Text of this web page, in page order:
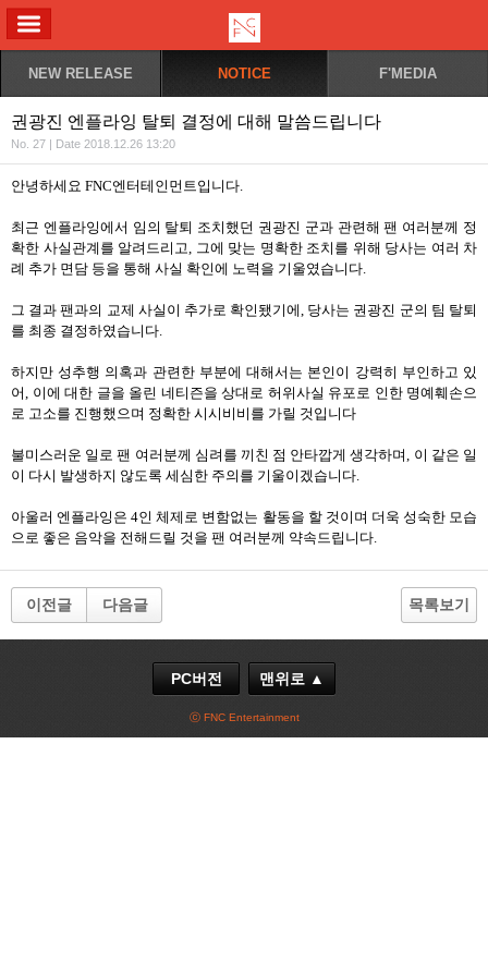
NEW RELEASE NOTICE F'MEDIA
권광진 엔플라잉 탈퇴 결정에 대해 말씀드립니다
No. 27 | Date 2018.12.26 13:20
안녕하세요 FNC엔터테인먼트입니다.
최근 엔플라잉에서 임의 탈퇴 조치했던 권광진 군과 관련해 팬 여러분께 정
확한 사실관계를 알려드리고, 그에 맞는 명확한 조치를 위해 당사는 여러 차
례 추가 면담 등을 통해 사실 확인에 노력을 기울였습니다.
그 결과 팬과의 교제 사실이 추가로 확인됐기에, 당사는 권광진 군의 팀 탈퇴
를 최종 결정하였습니다.
하지만 성추행 의혹과 관련한 부분에 대해서는 본인이 강력히 부인하고 있
어, 이에 대한 글을 올린 네티즌을 상대로 허위사실 유포로 인한 명예훼손으
로 고소를 진행했으며 정확한 시시비비를 가릴 것입니다
불미스러운 일로 팬 여러분께 심려를 끼친 점 안타깝게 생각하며, 이 같은 일
이 다시 발생하지 않도록 세심한 주의를 기울이겠습니다.
아울러 엔플라잉은 4인 체제로 변함없는 활동을 할 것이며 더욱 성숙한 모습
으로 좋은 음악을 전해드릴 것을 팬 여러분께 약속드립니다.
이전글 다음글 목록보기
PC버전 맨위로 ▲
ⓒ FNC Entertainment